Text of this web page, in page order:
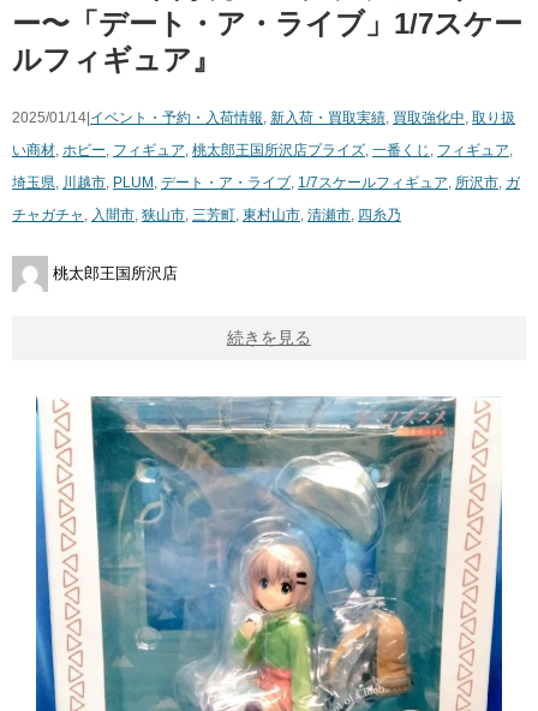
ー〜「デート・ア・ライブ」1/7スケー
ルフィギュア』
2025/01/14| イベント・予約・入荷情報, 新入荷・買取実績, 買取強化中, 取り扱
い商材, ホビー, フィギュア, 桃太郎王国所沢店プライズ, 一番くじ , フィギュア,
埼玉県, 川越市, PLUM , デート・ア・ライブ, 1/7スケールフィギュア, 所沢市, ガ
チャガチャ , 入間市, 狭山市, 三芳町, 東村山市, 清瀬市, 四糸乃
桃太郎王国所沢店
続きを見る